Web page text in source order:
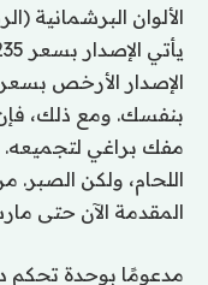
الألوان البرشمانية
مفك براغي
اللحام، ولكن الصبر.
المقدمة الآن حتى مارس 2027 على أقرب